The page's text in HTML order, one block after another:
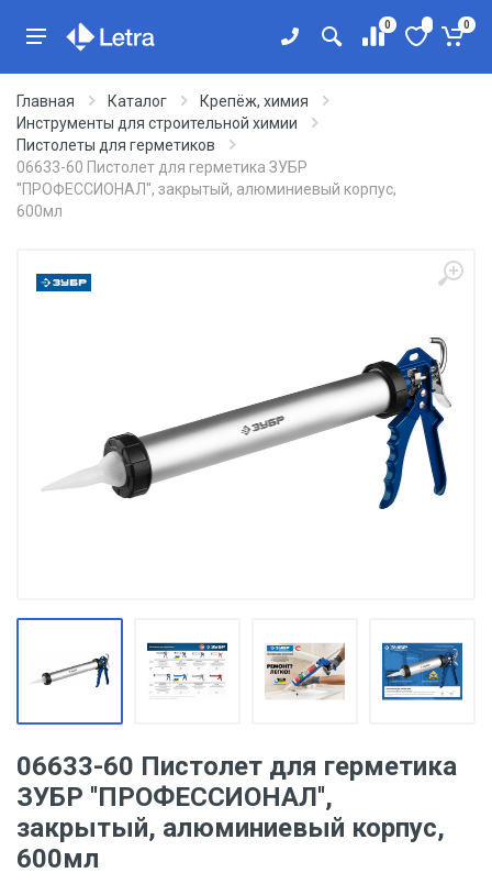
0 0
Главная Каталог
Крепёж, химия
Инструменты для строительной химии
Пистолеты для герметиков
06633-60 Пистолет для герметика ЗУБР
''ПРОФЕССИОНАЛ'', закрытый, алюминиевый корпус,
600мл
06633-60 Пистолет для герметика
ЗУБР ''ПРОФЕССИОНАЛ'',
закрытый, алюминиевый корпус,
600мл